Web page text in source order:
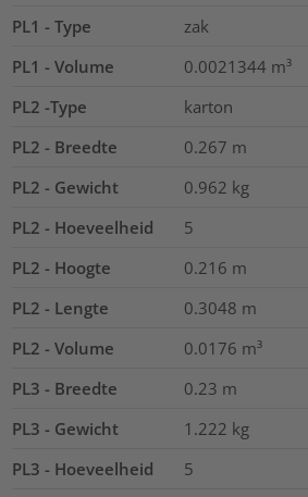
PL1 - Type
zak
PL1 - Volume
0.0021344 m³
PL2 -Type
karton
PL2 - Breedte
0.267 m
PL2 - Gewicht
0.962 kg
PL2 - Hoeveelheid
5
PL2 - Hoogte
0.216 m
PL2 - Lengte
0.3048 m
PL2 - Volume
0.0176 m³
PL3 - Breedte
0.23 m
PL3 - Gewicht
1.222 kg
PL3 - Hoeveelheid
5